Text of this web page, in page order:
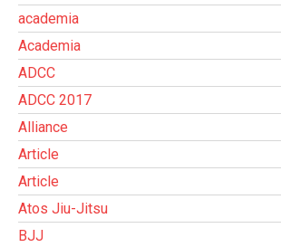
academia
Academia
ADCC
ADCC 2017
Alliance
Article
Article
Atos Jiu-Jitsu
BJJ